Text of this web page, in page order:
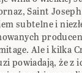
Saint
subtelne i
Ale i kilka
powiadają, że z